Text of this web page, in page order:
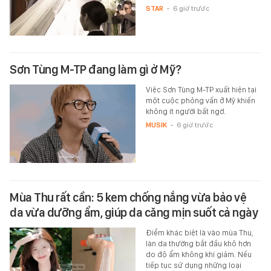
STAR - 6 giờ trước
Sơn Tùng M-TP đang làm gì ở Mỹ?
Việc Sơn Tùng M-TP xuất hiện tại
một cuộc phỏng vấn ở Mỹ khiến
không ít người bất ngờ.
MUSIK - 6 giờ trước
Mùa Thu rất cần: 5 kem chống nắng vừa bảo vệ
da vừa dưỡng ẩm, giúp da căng mịn suốt cả ngày
Điểm khác biệt là vào mùa Thu,
làn da thường bắt đầu khô hơn
do độ ẩm không khí giảm. Nếu
tiếp tục sử dụng những loại